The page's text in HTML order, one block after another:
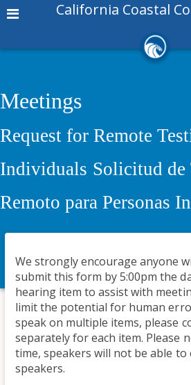
California Coastal
Meetings
Request for Remote
Individuals Solicitud de
Remoto para Personas
We strongly encourage anyone
submit this form by 5:00pm the
hearing item to assist with
limit the potential for human
speak on multiple items, please
separately for each item. Please
time, speakers will not be able
speakers.